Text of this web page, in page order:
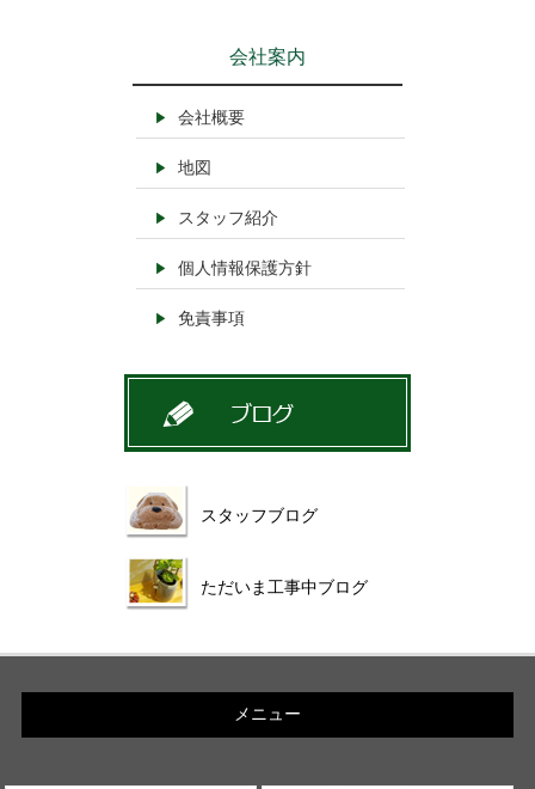
会社案内
会社概要
地図
スタッフ紹介
個人情報保護方針
免責事項
スタッフブログ
ただいま工事中ブログ
メニュー